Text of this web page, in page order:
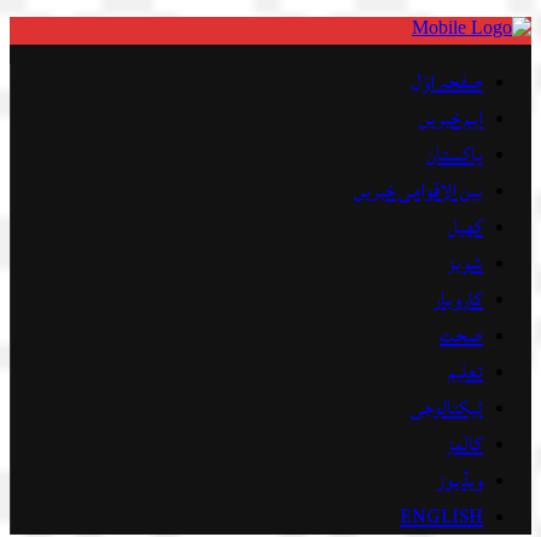
صفحہ اوّل
اہم خبریں
پاکستان
بین الاقوامی خبریں
کھیل
شوبز
کاروبار
صحت
تعلیم
ٹیکنالوجی
کالمز
ویڈیوز
ENGLISH